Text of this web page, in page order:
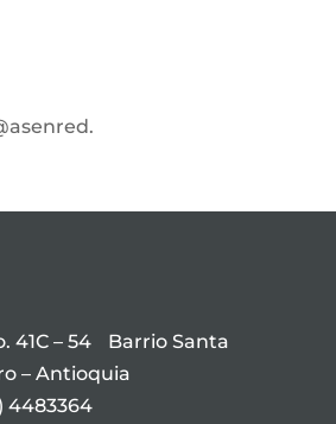
41C – 54 Barrio Santa
– Antioquia
4483364